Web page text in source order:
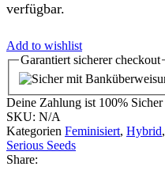
verfügbar.
Add to wishlist
Garantiert sicherercheckout
Deine Zahlung ist 100% Sicher
SKU: N/A
Kategorien Feminisiert, Hybrid,
Serious Seeds
Share: